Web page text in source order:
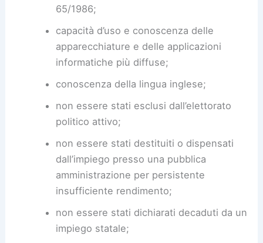
65/1986;
capacità d’uso e conoscenza delle
apparecchiature e delle applicazioni
informatiche più diffuse;
conoscenza della lingua inglese;
non essere stati esclusi dall’elettorato
politico attivo;
non essere stati destituiti o dispensati
dall’impiego presso una pubblica
amministrazione per persistente
insufficiente rendimento;
non essere stati dichiarati decaduti da un
impiego statale;